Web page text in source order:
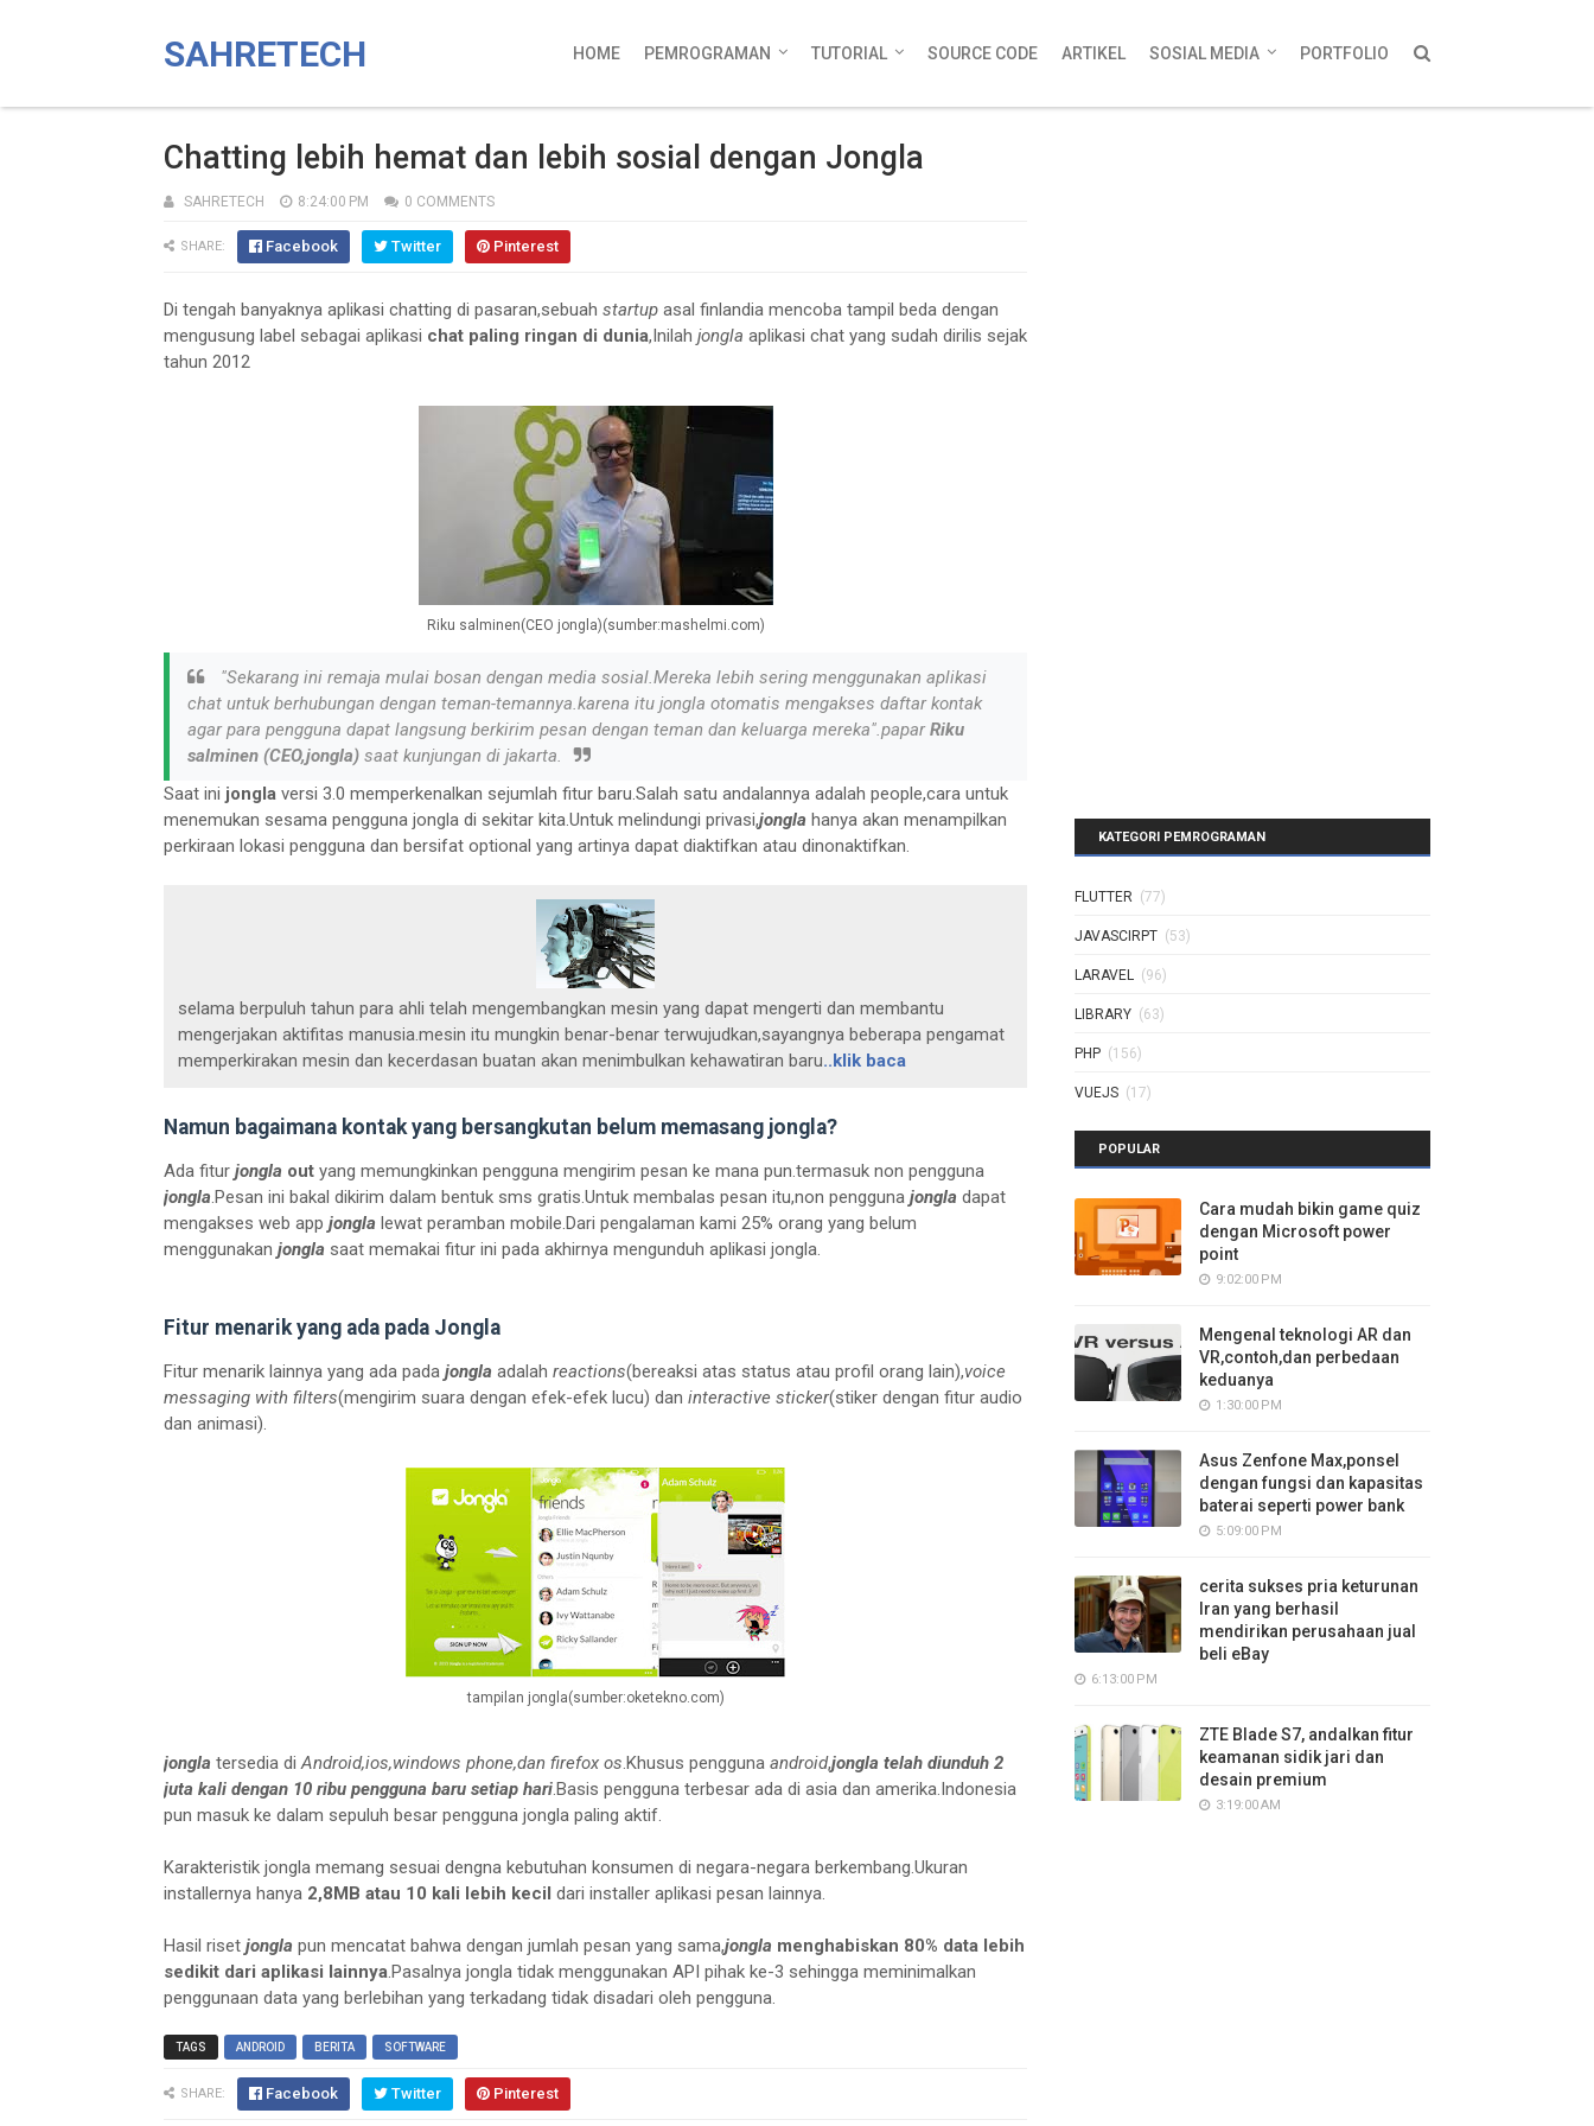
SAHRETECH HOME PEMROGRAMAN TUTORIAL SOURCE CODE ARTIKEL SOSIAL MEDIA PORTFOLIO
Chatting lebih hemat dan lebih sosial dengan Jongla
SAHRETECH 8:24:00 PM 0 COMMENTS
SHARE: Facebook Twitter Pinterest
Di tengah banyaknya aplikasi chatting di pasaran,sebuah startup asal finlandia mencoba tampil beda dengan
mengusung label sebagai aplikasi chat paling ringan di dunia,Inilah jongla aplikasi chat yang sudah dirilis sejak
tahun 2012
Riku salminen(CEO jongla)(sumber:mashelmi.com)
"Sekarang ini remaja mulai bosan dengan media sosial.Mereka lebih sering menggunakan aplikasi
chat untuk berhubungan dengan teman-temannya.karena itu jongla otomatis mengakses daftar kontak
agar para pengguna dapat langsung berkirim pesan dengan teman dan keluarga mereka".paparRiku
salminen (CEO,jongla) saat kunjungan di jakarta.
Saat ini jongla versi 3.0 memperkenalkan sejumlah fitur baru.Salah satu andalannya adalah people,cara untuk
menemukan sesama pengguna jongla di sekitar kita.Untuk melindungi privasi,jongla hanya akan menampilkan
perkiraan lokasi pengguna dan bersifat optional yang artinya dapat diaktifkan atau dinonaktifkan.
selama berpuluh tahun para ahli telah mengembangkan mesin yang dapat mengerti dan membantu
mengerjakan aktifitas manusia.mesin itu mungkin benar-benar terwujudkan,sayangnya beberapa pengamat
memperkirakan mesin dan kecerdasan buatan akan menimbulkan kehawatiran baru..klik baca
Namun bagaimana kontak yang bersangkutan belum memasang jongla?
Ada fitur jongla out yang memungkinkan pengguna mengirim pesan ke mana pun.termasuk non pengguna
jongla .Pesan ini bakal dikirim dalam bentuk sms gratis.Untuk membalas pesan itu,non pengguna jongla dapat
mengakses web app jongla lewat peramban mobile.Dari pengalaman kami 25% orang yang belum
menggunakan jongla saat memakai fitur ini pada akhirnya mengunduh aplikasi jongla.
Fitur menarik yang ada pada Jongla
Fitur menarik lainnya yang ada pada jongla adalah reactions(bereaksi atas status atau profil orang lain),voice
messaging with filters(mengirim suara dengan efek-efek lucu) dan interactive sticker(stiker dengan fitur audio
dan animasi).
tampilan jongla(sumber:oketekno.com)
jongla tersedia diAndroid,ios,windows phone,dan firefox os.Khusus pengguna android,jongla telah diunduh 2
juta kali dengan 10 ribu pengguna baru setiap hari.Basis pengguna terbesar ada di asia dan amerika.Indonesia
pun masuk ke dalam sepuluh besar pengguna jongla paling aktif.
Karakteristik jongla memang sesuai dengna kebutuhan konsumen di negara-negara berkembang.Ukuran
installernya hanya 2,8MB atau 10 kali lebih kecil dari installer aplikasi pesan lainnya.
Hasil riset jongla pun mencatat bahwa dengan jumlah pesan yang sama,jongla menghabiskan 80% data lebih
sedikit dari aplikasi lainnya.Pasalnya jongla tidak menggunakan API pihak ke-3 sehingga meminimalkan
penggunaan data yang berlebihan yang terkadang tidak disadari oleh pengguna.
TAGS ANDROID BERITA SOFTWARE
SHARE: Facebook Twitter Pinterest
KATEGORI PEMROGRAMAN
FLUTTER (77)
JAVASCIRPT (53)
LARAVEL (96)
LIBRARY (63)
PHP (156)
VUEJS (17)
POPULAR
Cara mudah bikin game quiz
dengan Microsoft power
point
9:02:00 PM
Mengenal teknologi AR dan
VR,contoh,dan perbedaan
keduanya
1:30:00 PM
Asus Zenfone Max,ponsel
dengan fungsi dan kapasitas
baterai seperti power bank
5:09:00 PM
cerita sukses pria keturunan
Iran yang berhasil
mendirikan perusahaan jual
beli eBay
6:13:00 PM
ZTE Blade S7, andalkan fitur
keamanan sidik jari dan
desain premium
3:19:00 AM